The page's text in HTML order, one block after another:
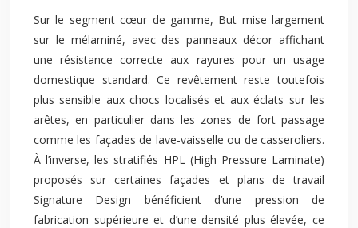
Sur le segment cœur de gamme, But mise largement
sur le mélaminé, avec des panneaux décor affichant
une résistance correcte aux rayures pour un usage
domestique standard. Ce revêtement reste toutefois
plus sensible aux chocs localisés et aux éclats sur les
arêtes, en particulier dans les zones de fort passage
comme les façades de lave-vaisselle ou de casseroliers.
À l’inverse, les stratifiés HPL (High Pressure Laminate)
proposés sur certaines façades et plans de travail
Signature Design bénéficient d’une pression de
fabrication supérieure et d’une densité plus élevée, ce